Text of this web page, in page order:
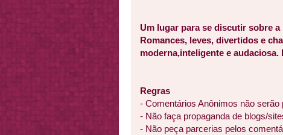
Um lugar para se discutir sobre
Romances, leves, divertidos e
moderna,inteligente e
Regras
- Comentários Anônimos não
- Não faça propaganda de blogs/
- Não peça parcerias pelos